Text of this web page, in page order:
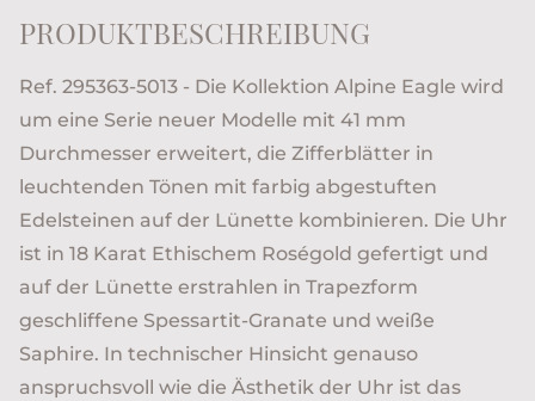
PRODUKTBESCHREIBUNG
Ref. 295363-5013 - Die Kollektion Alpine Eagle wird
um eine Serie neuer Modelle mit 41 mm
Durchmesser erweitert, die Zifferblätter in
leuchtenden Tönen mit farbig abgestuften
Edelsteinen auf der Lünette kombinieren. Die Uhr
ist in 18 Karat Ethischem Roségold gefertigt und
auf der Lünette erstrahlen in Trapezform
geschliffene Spessartit-Granate und weiße
Saphire. In technischer Hinsicht genauso
anspruchsvoll wie die Ästhetik der Uhr ist das